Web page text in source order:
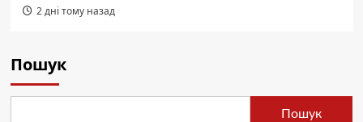
2 дні тому назад
Пошук
Пошук